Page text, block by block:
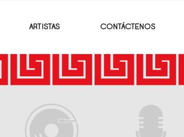
ARTISTAS CONTÁCTENOS